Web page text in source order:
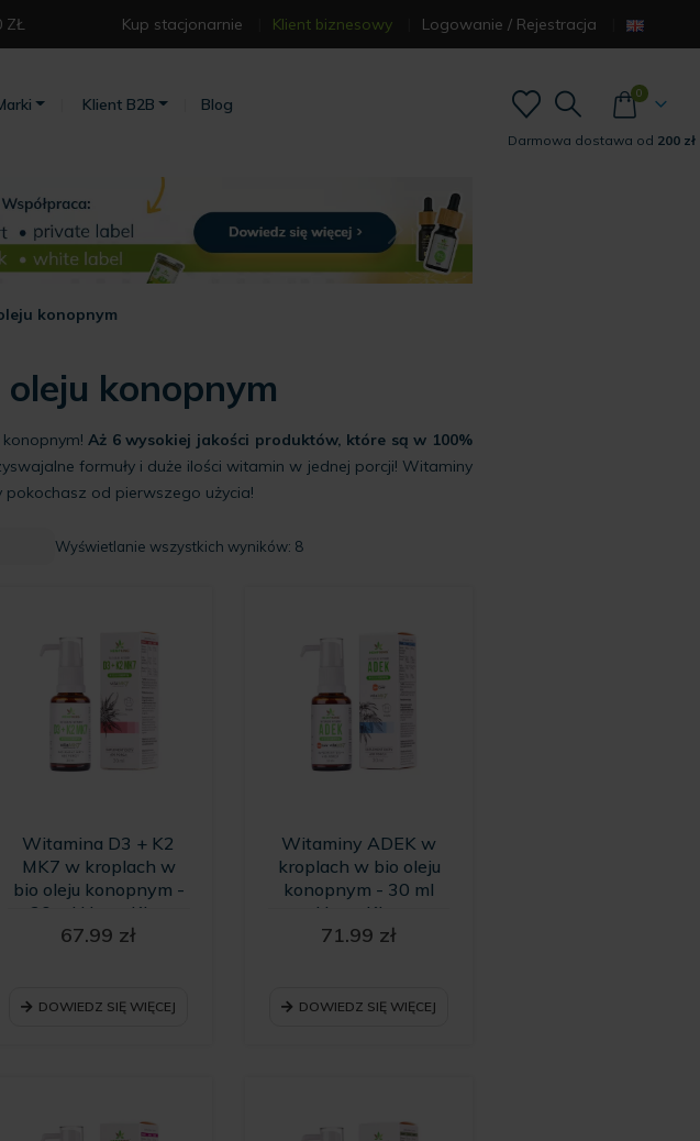
ZŁ⁣ Kup stacjonarnie Klient biznesowy Logowanie / Rejestracja
Klient B2B Blog
0
Darmowa dostawa od 200 zł
konopnym
konopnym
konopnym!Aż 6 wysokiej jakości produktów, które są w 100%
formuły i duże ilości witamin w jednej porcji! Witaminy
od pierwszego użycia!
Wyświetlanie wszystkich wyników: 8Posortowane
Witamina D3 + K2
MK7 w kroplach w
bio oleju konopnym -
30 ml HempKing
67.99 zł
DOWIEDZ SIĘ WIĘCEJ
Witaminy ADEK w
kroplach w bio oleju
konopnym - 30 ml
HempKing
71.99 zł
DOWIEDZ SIĘ WIĘCEJ